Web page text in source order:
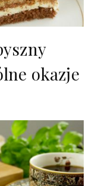
okazje